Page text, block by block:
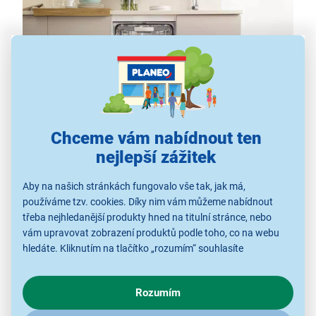
Chceme vám nabídnout ten
nejlepší zážitek
Aby na našich stránkách fungovalo vše tak, jak má,
používáme tzv. cookies. Díky nim vám můžeme nabídnout
třeba nejhledanější produkty hned na titulní stránce, nebo
vám upravovat zobrazení produktů podle toho, co na webu
hledáte. Kliknutím na tlačítko „rozumím“ souhlasíte
chování na webu pro zobrazení cílených reklam. Pokud vás
zajímají detaily, jak u nás s cookies a dalšími údaji pracujeme,
kliknětesem.
Rozumím
Pestrá nabídka programů
S plně integrovanou myčkou Gorenje GV673A66
v úspornéenergetické třídě A - 10 %bude vaše
nádobí vždy zářit čistotou. Pohodlně do ní naskládáte
až 16 sad nádobí. Vybrat si můžete ze 7 mycích
programů, které budou šetřit přírodu i vaši peněženku.
Jednoduché a přehlednédotykové ovládání
Na panelu zvolíte podle potřeby Noční mytí, Intenzivní
mytí, Program Hygiene, Auto program, Křišťálové sklo,